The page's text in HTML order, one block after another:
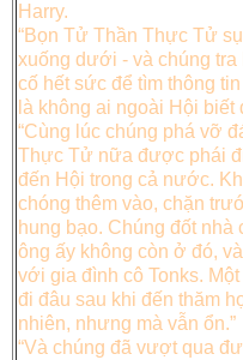
Harry.
“Bọn Tử Thần Thực Tử
xuống dưới - và chúng
cố hết sức để tìm thông
là không ai ngoài Hội
“Cùng lúc chúng phá vỡ
Thực Tử nữa được phái
đến Hội trong cả nước.
chóng thêm vào, chặn
hung bạo. Chúng đốt
ông ấy không còn ở đó,
với gia đình cô Tonks.
đi đâu sau khi đến thăm
nhiên, nhưng mà vẫn ổn.”
“Và chúng đã vượt qua